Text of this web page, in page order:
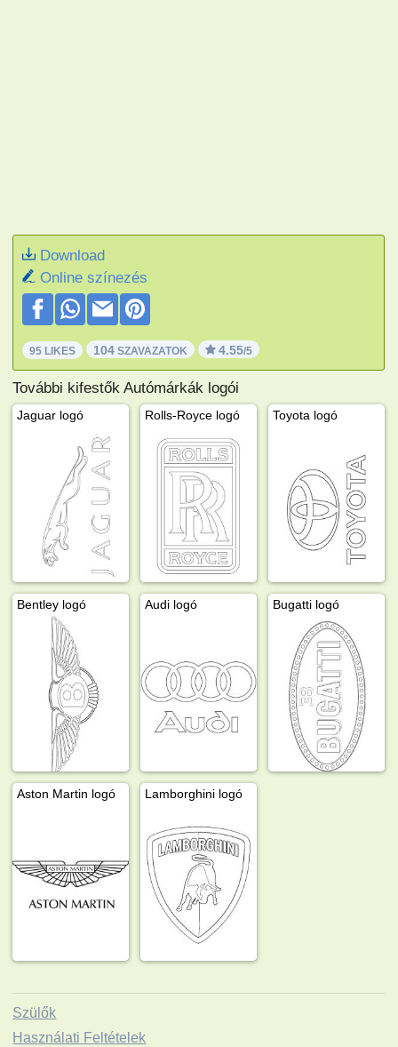
Download
Online színezés
95 LIKES 104 SZAVAZATOK 4.55/5
További kifestők Autómárkák logói
Jaguar logó Rolls-Royce logó Toyota logó
Bentley logó Audi logó Bugatti logó
Aston Martin logó Lamborghini logó
Szülők
Használati Feltételek